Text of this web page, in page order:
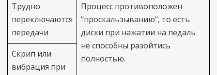
Трудно
переключаются
передачи
Процесс противоположен
"проскальзыванию", то есть
диски при нажатии на педаль
не способны разойтись
полностью.
Скрип или
вибрация при